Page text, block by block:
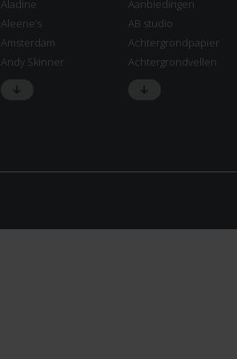
Aladine
Aleene’s
Amsterdam
Andy Skinner
Aanbiedingen
AB studio
Achtergrondpapier
Achtergrondvellen